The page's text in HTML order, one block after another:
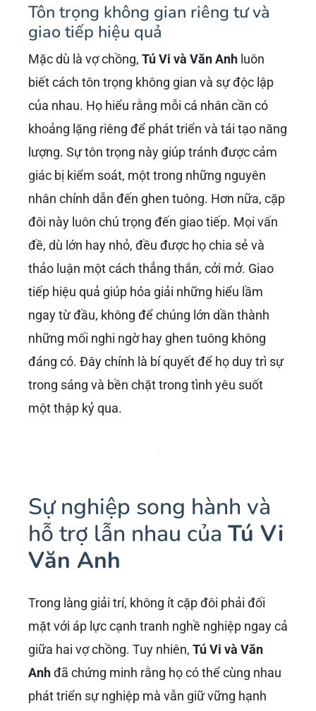
Tôn trọng không gian riêng tư và
giao tiếp hiệu quả
Mặc dù là vợ chồng, Tú Vi và Văn Anh luôn
biết cách tôn trọng không gian và sự độc lập
của nhau. Họ hiểu rằng mỗi cá nhân cần có
khoảng lặng riêng để phát triển và tái tạo năng
lượng. Sự tôn trọng này giúp tránh được cảm
giác bị kiểm soát, một trong những nguyên
nhân chính dẫn đến ghen tuông. Hơn nữa, cặp
đôi này luôn chú trọng đến giao tiếp. Mọi vấn
đề, dù lớn hay nhỏ, đều được họ chia sẻ và
thảo luận một cách thẳng thắn, cởi mở. Giao
tiếp hiệu quả giúp hóa giải những hiểu lầm
ngay từ đầu, không để chúng lớn dần thành
những mối nghi ngờ hay ghen tuông không
đáng có. Đây chính là bí quyết để họ duy trì sự
trong sáng và bền chặt trong tình yêu suốt
một thập kỷ qua.